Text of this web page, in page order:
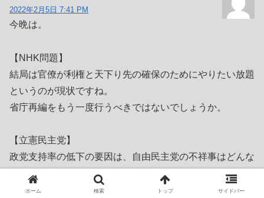
2022年2月5日 7:41 PM
今晩は。
【NHK問題】
結局は官僚が利権と天下り先の確保のためにやりたい放題
というのが現状ですね。
省庁再編をもう一度行うべきではないでしょうか。
【立憲民主党】
政党支持率の低下の要因は、自由民主党の不祥事はどんな
に小さな事であっても説明責任を求めて、挙げ句の果てに
は総理大臣に対して辞職を要求しますが、自党の不祥事に
ホーム 検索 トップ サイドバー